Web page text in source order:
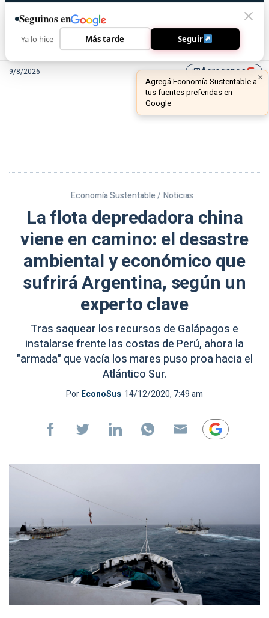
9/8/2026 library_addAgreganos
Economía Sustentable / Noticias
La flota depredadora china
viene en camino: el desastre
ambiental y económico que
sufrirá Argentina, según un
experto clave
Tras saquear los recursos de Galápagos e
instalarse frente las costas de Perú, ahora la
"armada" que vacía los mares puso proa hacia el
Atlántico Sur.
PorEconoSus 14/12/2020, 7:49 am
Seguinos en
Ya lo hice Más tarde Seguir